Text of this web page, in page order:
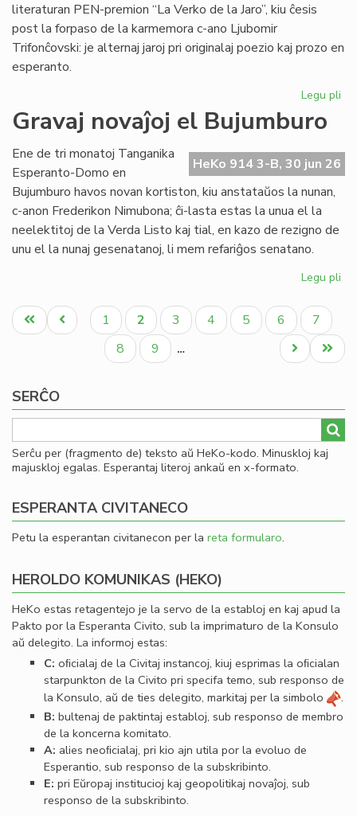
literaturan PEN-premion “La Verko de la Jaro”, kiu ĉesis
post la forpaso de la karmemora c-ano Ljubomir
Trifonĉovski: je alternaj jaroj pri originalaj poezio kaj prozo en
esperanto.
Legu pli
Gravaj novaĵoj el Bujumburo
HeKo 914 3-B, 30 jun 26
Ene de tri monatoj Tanganika
Esperanto-Domo en
Bujumburo havos novan kortiston, kiu anstataŭos la nunan,
c-anon Frederikon Nimubona; ĉi-lasta estas la unua el la
neelektitoj de la Verda Listo kaj tial, en kazo de rezigno de
unu el la nunaj gesenatanoj, li mem refariĝos senatano.
Legu pli
Pagination
Unua
paĝo
Antaŭa
paĝo
Paĝo
1
Aktuala
paĝo
2 Paĝo
3 Paĝo
4 Paĝo
5 Paĝo
6 Paĝo
7
Paĝo
8 Paĝo
9 …
Last
page
Next
page
SERĈO
Serĉu per (fragmento de) teksto aŭ HeKo-kodo. Minuskloj kaj
majuskloj egalas. Esperantaj literoj ankaŭ en x-formato.
ESPERANTA CIVITANECO
Petu la esperantan civitanecon per la reta formularo.
HEROLDO KOMUNIKAS (HEKO)
HeKo estas retagentejo je la servo de la establoj en kaj apud la
Pakto por la Esperanta Civito, sub la imprimaturo de la Konsulo
aŭ delegito. La informoj estas:
C: oﬁcialaj de la Civitaj instancoj, kiuj esprimas la oﬁcialan
starpunkton de la Civito pri specifa temo, sub responso de
la Konsulo, aŭ de ties delegito, markitaj per la simbolo
.
B: bultenaj de paktintaj establoj, sub responso de membro
de la koncerna komitato.
A: alies neoﬁcialaj, pri kio ajn utila por la evoluo de
Esperantio, sub responso de la subskribinto.
E: pri Eŭropaj institucioj kaj geopolitikaj novaĵoj, sub
responso de la subskribinto.